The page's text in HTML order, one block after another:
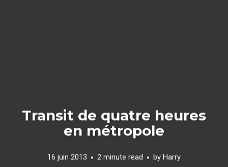
Transit de quatre heures
en métropole
16 juin 2013 2 minute read by Harry